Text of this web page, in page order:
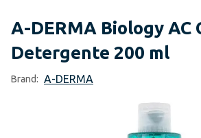
A-DERMA Biology AC
Detergente 200 ml
Brand: A-DERMA